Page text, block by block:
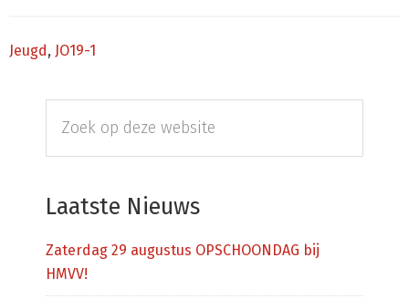
Jeugd, JO19-1
Primaire
Sidebar
deze
Laatste Nieuws
Zaterdag 29 augustus OPSCHOONDAG bij
HMVV!